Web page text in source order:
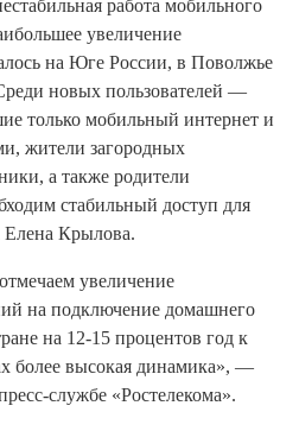
работа мобильного
увеличение
на Юге России, в Поволжье
новых пользователей —
только мобильный интернет и
жители загородных
а также родители
стабильный доступ для
Елена Крылова.
увеличение
на подключение домашнего
на 12-15 процентов год к
более высокая динамика», —
службе «Ростелекома».